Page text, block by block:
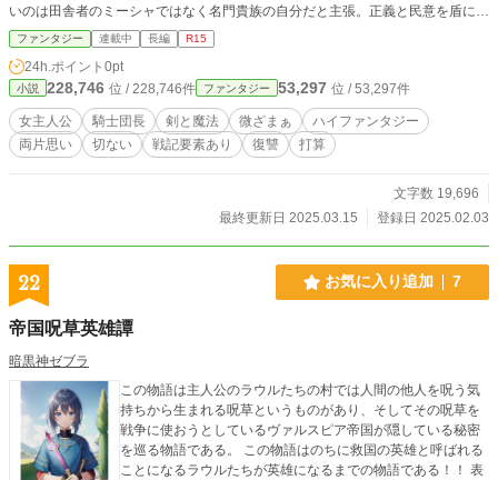
いのは田舎者のミーシャではなく名門貴族の自分だと主張。正義と民意を盾に新
王セレスタンと結婚し、敵情視察任務の名目でミーシャを国外に追放する。追放
先はセリオン教国。不正な侵入をした者は二度と生きては戻れないと言われてい
る国だった。 ※自分を陥れた悪女に自分の手で復讐するヒロインが好きな人向
け。ミーシャは戦場でアリシアと対決し、その場でアリシアを殺します。ザマァ
要素は少な目。 ※基本カップリングはセオドリック×ミーシャ、セレスタンとミ
ーシャは両片思いのまま終わります。軽度の逆ハーレム要素あり。 ※更新頻度
は3〜10日に1回程度です。気長にお付き合いください。 ※本作は「小説家にな
ファンタジー 連載中 長編 R15
24h.ポイント 0pt
小説 228,746 位 / 228,746件 ファンタジー 53,297 位 / 53,297件
女主人公 騎士団長 剣と魔法 微ざまぁ
ハイファンタジー
両片思い
切ない 戦記要素あり 復讐 打算
文字数 19,696
最終更新日 2025.03.15
登録日 2025.02.03
22 お気に入り追加 7
帝国呪草英雄譚
暗黒神ゼブラ
この物語は主人公のラウルたちの村では人間の他人を呪う気
持ちから生まれる呪草というものがあり、そしてその呪草を
戦争に使おうとしているヴァルスピア帝国が隠している秘密
を巡る物語である。 この物語はのちに救国の英雄と呼ばれる
ことになるラウルたちが英雄になるまでの物語である！！ 表